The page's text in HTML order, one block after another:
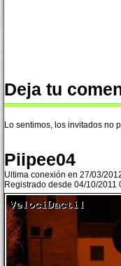
Deja tu
Lo sentimos, los invitados no
Piipee04
Ultima conexión en 27/03/
Registrado desde 04/10/2011